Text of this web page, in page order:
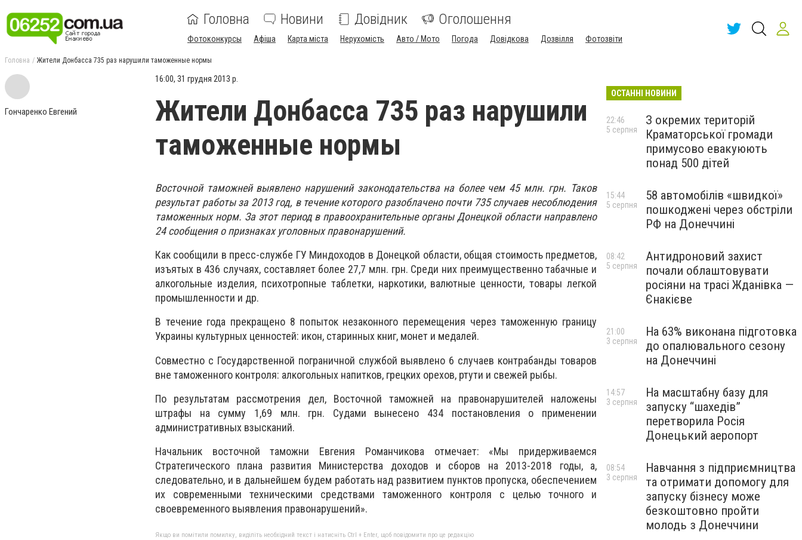
Головна Новини Довідник Оголошення
Фотоконкурсы Афіша Карта міста Нерухомість Авто / Мото Погода Довідкова Дозвілля Фотозвіти
Головна Жители Донбасса 735 раз нарушили таможенные нормы
Гончаренко Евгений
16:00, 31 грудня 2013 р.
Жители Донбасса 735 раз нарушили
таможенные нормы
Восточной таможней выявлено нарушений законодательства на более чем 45 млн. грн. Таков
результат работы за 2013 год, в течение которого разоблачено почти 735 случаев несоблюдения
таможенных норм. За этот период в правоохранительные органы Донецкой области направлено
24 сообщения о признаках уголовных правонарушений.
Как сообщили в пресс-службе ГУ Миндоходов в Донецкой области, общая стоимость предметов,
изъятых в 436 случаях, составляет более 27,7 млн. грн. Среди них преимущественно табачные и
алкогольные изделия, психотропные таблетки, наркотики, валютные ценности, товары легкой
промышленности и др.
В течение года прекращено 8 попыток незаконного перемещения через таможенную границу
Украины культурных ценностей: икон, старинных книг, монет и медалей.
Совместно с Государственной пограничной службой выявлено 6 случаев контрабанды товаров
вне таможенного контроля: алкогольных напитков, грецких орехов, ртути и свежей рыбы.
По результатам рассмотрения дел, Восточной таможней на правонарушителей наложены
штрафы на сумму 1,69 млн. грн. Судами вынесено 434 постановления о применении
административных взысканий.
Начальник восточной таможни Евгения Романчикова отмечает: «Мы придерживаемся
Стратегического плана развития Министерства доходов и сборов на 2013-2018 годы, а,
следовательно, и в дальнейшем будем работать над развитием пунктов пропуска, обеспечением
их современными техническими средствами таможенного контроля с целью точного и
своевременного выявления правонарушений».
Якщо ви помітили помилку, виділіть необхідний текст і натисніть Ctrl + Enter, щоб повідомити про це редакцію
ОСТАННІ НОВИНИ
З окремих територій
Краматорської громади
примусово евакуюють
понад 500 дітей
22:46
5 серпня
58 автомобілів «швидкої»
пошкоджені через обстріли
РФ на Донеччині
15:44
5 серпня
Антидроновий захист
почали облаштовувати
росіяни на трасі Жданівка —
Єнакієве
08:42
5 серпня
На 63% виконана підготовка
до опалювального сезону
на Донеччині
21:00
3 серпня
На масштабну базу для
запуску “шахедів”
перетворила Росія
Донецький аеропорт
14:57
3 серпня
Навчання з підприємництва
та отримати допомогу для
запуску бізнесу може
безкоштовно пройти
молодь з Донеччини
08:54
3 серпня